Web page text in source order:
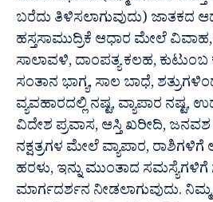
ಬರೆದು ತಿಳಿಸಲಾಗುವುದು) ಜಾತಕದ
ಹಸ್ತಸಾಮುದ್ರಿಕೆ ಆಧಾರ ಮೇಲೆ
ಸಾಲಾವಳಿ, ದಾಂಪತ್ಯ ಕಲಹ,
ಸಂತಾನ ಭಾಗ್ಯ, ಸಾಲ ಬಾಧೆ,
ವ್ಯವಹಾರದಲ್ಲಿ ನಷ್ಟ, ವ್ಯಾಪಾರ ನಷ್ಟ,
ವಿದೇಶ ಪ್ರವಾಸ, ಆಸ್ತಿ ಖರೀದಿ,
ನಕ್ಷತ್ರಗಳ ಮೇಲೆ ವ್ಯಾಪಾರ,
ಹರಳು, ಇನ್ನು ಮುಂತಾದ ಸಮಸ್ಯೆಗಳಿಗೆ
ಮಾರ್ಗದರ್ಶನ ನೀಡಲಾಗುವುದು.